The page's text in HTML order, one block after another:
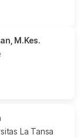
M.Kes.
La Tansa